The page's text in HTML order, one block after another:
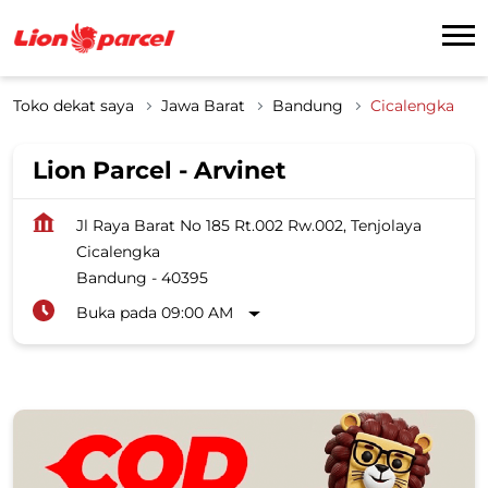
Toko dekat saya Jawa Barat Bandung Cicalengka
Lion Parcel - Arvinet
Jl Raya Barat No 185 Rt.002 Rw.002, Tenjolaya
Cicalengka
Bandung - 40395
Buka pada 09:00 AM